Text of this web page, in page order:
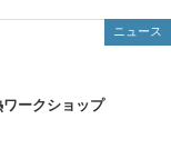
ニュース
ークショップ